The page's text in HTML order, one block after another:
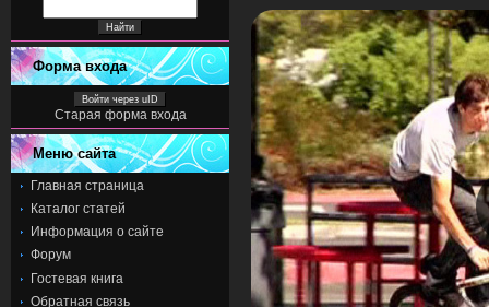
Форма входа
Войти через uID
Старая форма входа
Меню сайта
Главная страница
Каталог статей
Информация о сайте
Форум
Гостевая книга
Обратная связь